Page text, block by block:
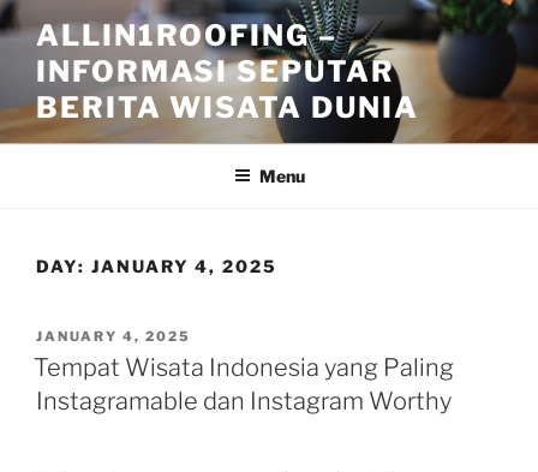
Skip
to
content
ALLIN1ROOFING –
INFORMASI SEPUTAR
BERITA WISATA DUNIA
Menu
DAY: JANUARY 4, 2025
POSTED
ON
JANUARY 4, 2025
Tempat Wisata Indonesia yang Paling
Instagramable dan Instagram Worthy